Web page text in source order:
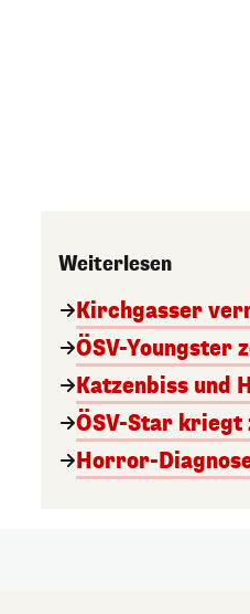
Weiterlesen
Kirchgasser
ÖSV-Youngster
Katzenbiss und
ÖSV-Star kriegt
Horror-